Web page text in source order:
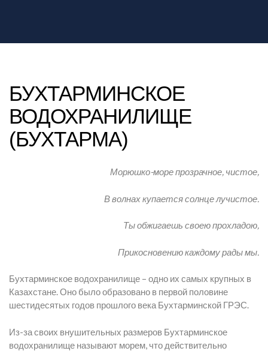
БУХТАРМИНСКОЕ
ВОДОХРАНИЛИЩЕ
(БУХТАРМА)
Морюшко-море прозрачное, чистое,
В волнах купается солнце лучистое.
Ты обжигаешь своею прохладою,
Прикосновению каждому рады мы.
Бухтарминское водохранилище – одно их самых крупных в
Казахстане. Оно было образовано в первой половине
шестидесятых годов прошлого века Бухтарминской ГРЭС.
Из-за своих внушительных размеров Бухтарминское
водохранилище называют морем, что действительно